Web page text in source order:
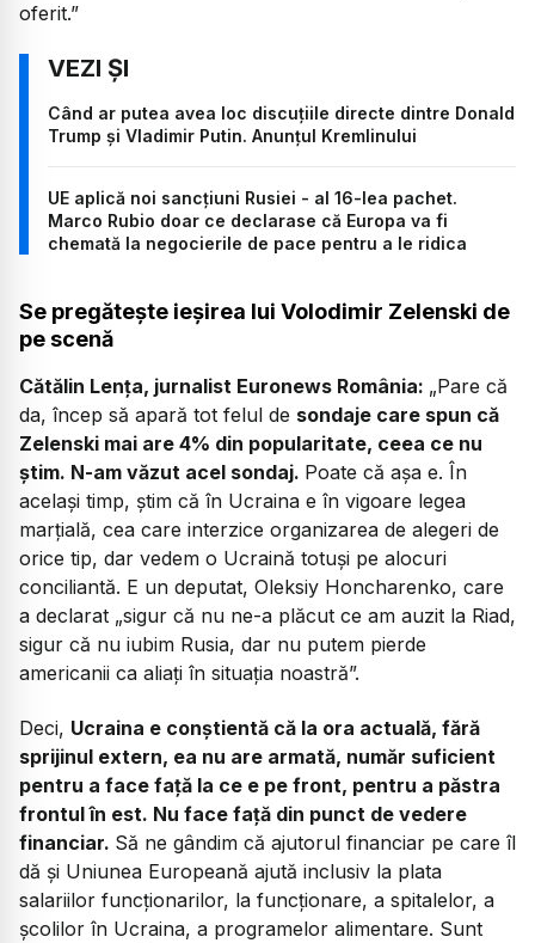
oferit.”
Când ar putea avea loc discuțiile directe dintre Donald
Trump și Vladimir Putin. Anunțul Kremlinului
UE aplică noi sancțiuni Rusiei - al 16-lea pachet.
Marco Rubio doar ce declarase că Europa va fi
chemată la negocierile de pace pentru a le ridica
Se pregătește ieșirea lui Volodimir Zelenski de
pe scenă
Cătălin Lența, jurnalist Euronews România: „Pare că
da, încep să apară tot felul de sondaje care spun că
Zelenski mai are 4% din popularitate, ceea ce nu
știm. N-am văzut acel sondaj. Poate că așa e. În
același timp, știm că în Ucraina e în vigoare legea
marțială, cea care interzice organizarea de alegeri de
orice tip, dar vedem o Ucraină totuși pe alocuri
conciliantă. E un deputat, Oleksiy Honcharenko, care
a declarat „sigur că nu ne-a plăcut ce am auzit la Riad,
sigur că nu iubim Rusia, dar nu putem pierde
americanii ca aliați în situația noastră”.
Deci, Ucraina e conștientă că la ora actuală, fără
sprijinul extern, ea nu are armată, număr suficient
pentru a face față la ce e pe front, pentru a păstra
frontul în est. Nu face față din punct de vedere
financiar. Să ne gândim că ajutorul financiar pe care îl
dă și Uniunea Europeană ajută inclusiv la plata
salariilor funcționarilor, la funcționare, a spitalelor, a
școlilor în Ucraina, a programelor alimentare. Sunt